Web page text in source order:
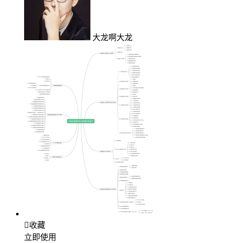
大龙啊大龙
收藏
立即使用